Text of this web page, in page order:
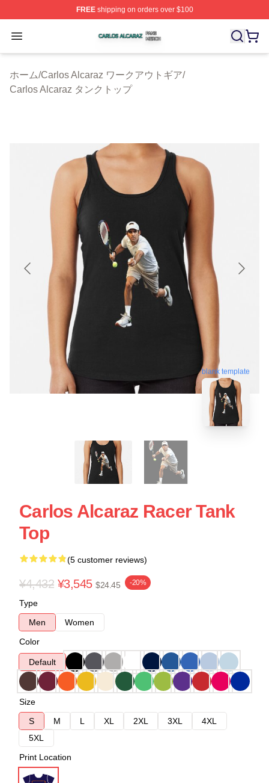
FREEshipping on orders over $100
Open menu
Carlos Alcaraz Shop ⚡️ Officially Licensed Carlos
ホーム/Carlos Alcaraz ワークアウトギア/
Carlos Alcaraz タンクトップ
blank template
Carlos Alcaraz Racer Tank
Top
(5 customer reviews)
¥4,432 ¥3,545 $24.45 -20%
Type
Men
Women
Color
Default
Size
S
M L XL 2XL 3XL
4XL
5XL
Print Location